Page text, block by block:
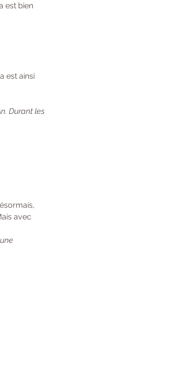
est bien
est ainsi
Durant les
avec